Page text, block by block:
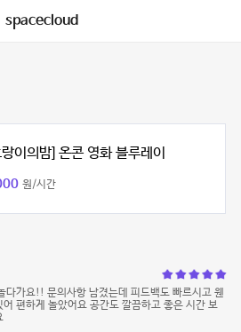
spacecloud
이의밤] 온콘 영화 블루레이
원/시간
다가요!! 문의사항 남겼는데 피드백도 빠르시고 웬
편하게 놀았어요 공간도 깔끔하고 좋은 시간 보